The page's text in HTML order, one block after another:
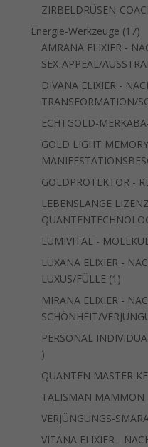
ZIRBELDRÜSEN-
Energie-Werkzeuge 1717
AMRANA ELIXIER -
SEX-APPEAL/
DIVANA ELIXIER -
TRANSFORMATION/
ECHTGOLD-
GOLD LIGHT
GOLDPROTEKTOR -
LEBENSLANGE
LUMIVITAE -
LUXANA ELIXIER -
LUXUS/FÜLLE 1 1
MIRANA ELIXIER -
SCHÖNHEIT/
PERSONAL
1
Produkt
QUANTEN MASTER
TALISMAN MAMMON
VERJÜNGUNGS-
VITANA ELIXIER -